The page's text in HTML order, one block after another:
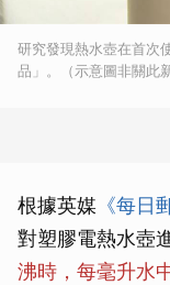
研究發現熱水壺在首次
品」。（示意圖非關此
根據英媒 《每日
對塑膠電熱水壺
沸時，每毫升水